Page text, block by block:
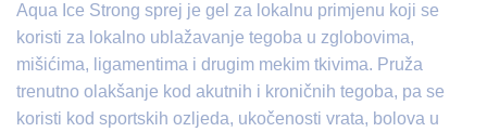
Aqua Ice Strong sprej je gel za lokalnu primjenu koji se
koristi za lokalno ublažavanje tegoba u zglobovima,
mišićima, ligamentima i drugim mekim tkivima. Pruža
trenutno olakšanje kod akutnih i kroničnih tegoba, pa se
koristi kod sportskih ozljeda, ukočenosti vrata, bolova u